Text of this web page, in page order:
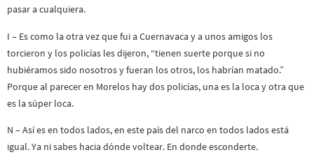
pasar a cualquiera.
I – Es como la otra vez que fui a Cuernavaca y a unos amigos los
torcieron y los policías les dijeron, “tienen suerte porque si no
hubiéramos sido nosotros y fueran los otros, los habrían matado.”
Porque al parecer en Morelos hay dos policías, una es la loca y otra que
es la súper loca.
N – Así es en todos lados, en este país del narco en todos lados está
igual. Ya ni sabes hacia dónde voltear. En donde esconderte.